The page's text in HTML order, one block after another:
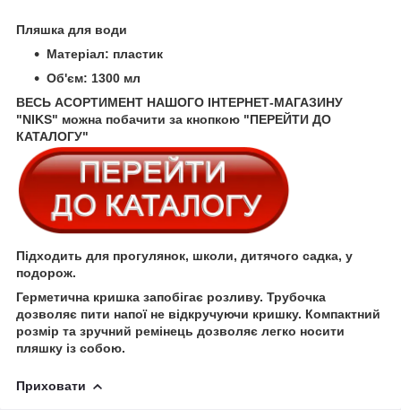
Пляшка для води
Матеріал: пластик
Об'єм: 1300 мл
ВЕСЬ АСОРТИМЕНТ НАШОГО ІНТЕРНЕТ-МАГАЗИНУ
"NIKS" можна побачити за кнопкою "ПЕРЕЙТИ ДО
КАТАЛОГУ"
Підходить для прогулянок, школи, дитячого садка, у
подорож.
Герметична кришка запобігає розливу. Трубочка
дозволяє пити напої не відкручуючи кришку. Компактний
розмір та зручний ремінець дозволяє легко носити
пляшку із собою.
Приховати